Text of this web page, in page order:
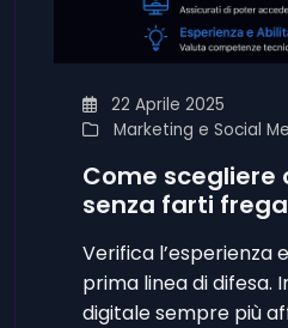
22 Aprile 2025
Marketing e Social
Come scegliere
senza farti
Verifica l’esperienza
prima linea di difesa.
digitale sempre più